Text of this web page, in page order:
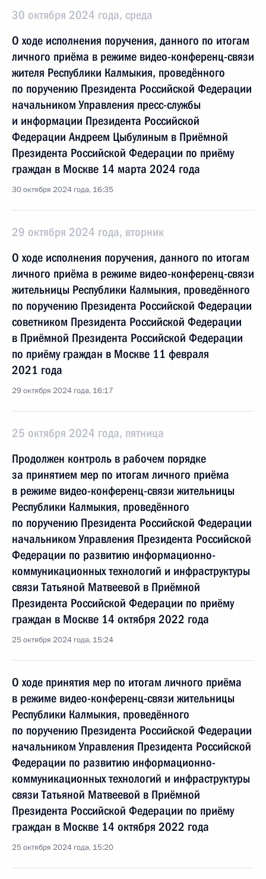
30 октября 2024 года, среда
О ходе исполнения поручения, данного по итогам
личного приёма в режиме видео-конференц-связи
жителя Республики Калмыкия, проведённого
по поручению Президента Российской Федерации
начальником Управления пресс-службы
и информации Президента Российской
Федерации Андреем Цыбулиным в Приёмной
Президента Российской Федерации по приёму
граждан в Москве 14 марта 2024 года
30 октября 2024 года, 16:35
29 октября 2024 года, вторник
О ходе исполнения поручения, данного по итогам
личного приёма в режиме видео-конференц-связи
жительницы Республики Калмыкия, проведённого
по поручению Президента Российской Федерации
советником Президента Российской Федерации
в Приёмной Президента Российской Федерации
по приёму граждан в Москве 11 февраля
2021 года
29 октября 2024 года, 16:17
25 октября 2024 года, пятница
Продолжен контроль в рабочем порядке
за принятием мер по итогам личного приёма
в режиме видео-конференц-связи жительницы
Республики Калмыкия, проведённого
по поручению Президента Российской Федерации
начальником Управления Президента Российской
Федерации по развитию информационно-
коммуникационных технологий и инфраструктуры
связи Татьяной Матвеевой в Приёмной
Президента Российской Федерации по приёму
граждан в Москве 14 октября 2022 года
25 октября 2024 года, 15:24
О ходе принятия мер по итогам личного приёма
в режиме видео-конференц-связи жительницы
Республики Калмыкия, проведённого
по поручению Президента Российской Федерации
начальником Управления Президента Российской
Федерации по развитию информационно-
коммуникационных технологий и инфраструктуры
связи Татьяной Матвеевой в Приёмной
Президента Российской Федерации по приёму
граждан в Москве 14 октября 2022 года
25 октября 2024 года, 15:20